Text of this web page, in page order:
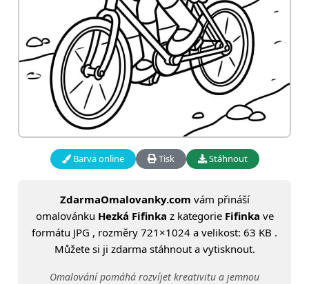
Barva online Tisk Stáhnout
ZdarmaOmalovanky.com vám přináší
omalovánku Hezká Fifinka z kategorie Fifinka ve
formátu JPG , rozměry 721×1024 a velikost: 63 KB .
Můžete si ji zdarma stáhnout a vytisknout.
Omalování pomáhá rozvíjet kreativitu a jemnou